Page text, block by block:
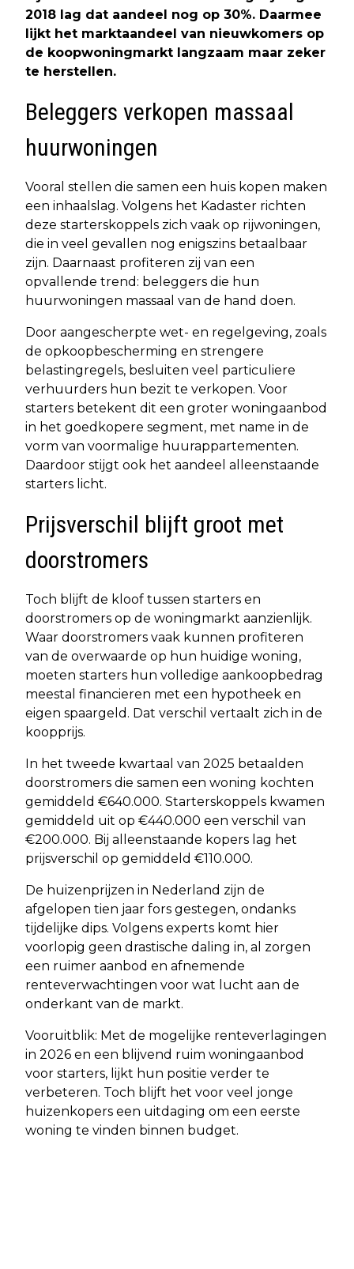
2018 lag dat aandeel nog op 30%. Daarmee
lijkt het marktaandeel van nieuwkomers op
de koopwoningmarkt langzaam maar zeker
te herstellen.
Beleggers verkopen massaal
huurwoningen
Vooral stellen die samen een huis kopen maken
een inhaalslag. Volgens het Kadaster richten
deze starterskoppels zich vaak op rijwoningen,
die in veel gevallen nog enigszins betaalbaar
zijn. Daarnaast profiteren zij van een
opvallende trend: beleggers die hun
huurwoningen massaal van de hand doen.
Door aangescherpte wet- en regelgeving, zoals
de opkoopbescherming en strengere
belastingregels, besluiten veel particuliere
verhuurders hun bezit te verkopen. Voor
starters betekent dit een groter woningaanbod
in het goedkopere segment, met name in de
vorm van voormalige huurappartementen.
Daardoor stijgt ook het aandeel alleenstaande
starters licht.
Prijsverschil blijft groot met
doorstromers
Toch blijft de kloof tussen starters en
doorstromers op de woningmarkt aanzienlijk.
Waar doorstromers vaak kunnen profiteren
van de overwaarde op hun huidige woning,
moeten starters hun volledige aankoopbedrag
meestal financieren met een hypotheek en
eigen spaargeld. Dat verschil vertaalt zich in de
koopprijs.
In het tweede kwartaal van 2025 betaalden
doorstromers die samen een woning kochten
gemiddeld €640.000. Starterskoppels kwamen
gemiddeld uit op €440.000 een verschil van
€200.000. Bij alleenstaande kopers lag het
prijsverschil op gemiddeld €110.000.
De huizenprijzen in Nederland zijn de
afgelopen tien jaar fors gestegen, ondanks
tijdelijke dips. Volgens experts komt hier
voorlopig geen drastische daling in, al zorgen
een ruimer aanbod en afnemende
renteverwachtingen voor wat lucht aan de
onderkant van de markt.
Vooruitblik: Met de mogelijke renteverlagingen
in 2026 en een blijvend ruim woningaanbod
voor starters, lijkt hun positie verder te
verbeteren. Toch blijft het voor veel jonge
huizenkopers een uitdaging om een eerste
woning te vinden binnen budget.